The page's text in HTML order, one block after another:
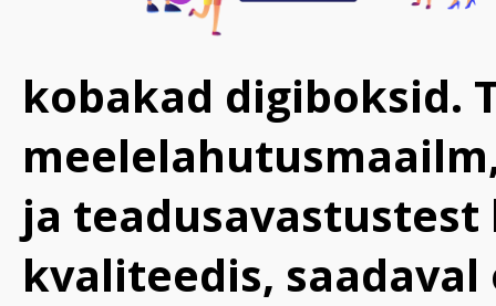
kobakad digiboksid.
ja
kvaliteedis,